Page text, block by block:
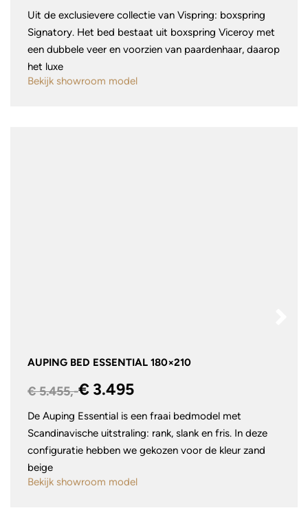
Uit de exclusievere collectie van Vispring: boxspring
Signatory. Het bed bestaat uit boxspring Viceroy met
een dubbele veer en voorzien van paardenhaar, daarop
het luxe
Bekijk showroom model
AUPING BED ESSENTIAL 180×210
€ 5.455,-€ 3.495
De Auping Essential is een fraai bedmodel met
Scandinavische uitstraling: rank, slank en fris. In deze
configuratie hebben we gekozen voor de kleur zand
beige
Bekijk showroom model